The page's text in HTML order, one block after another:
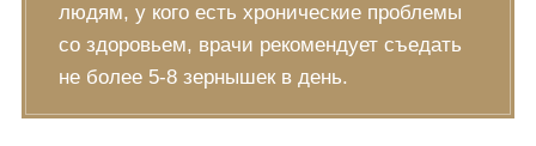
людям, у кого есть хронические проблемы
со здоровьем, врачи рекомендует съедать
не более 5-8 зернышек в день.